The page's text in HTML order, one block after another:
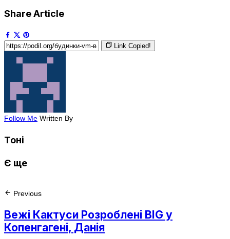
Share Article
Link Copied!
Follow Me Written By
Тоні
Є ще
Previous
Вежі Кактуси Розроблені BIG у
Копенгагені, Данія